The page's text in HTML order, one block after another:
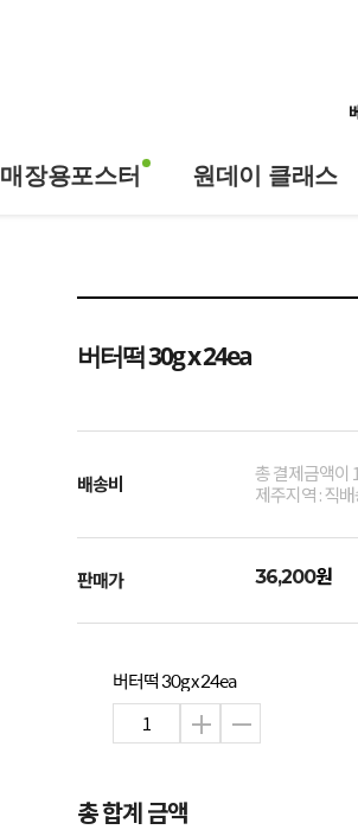
매장용포스터 원데이 클래스
버터떡 30g x 24ea
배송비
총 결제금액이
제주지역 : 직
판매가 36,200원
버터떡 30g x 24ea
총 합계 금액